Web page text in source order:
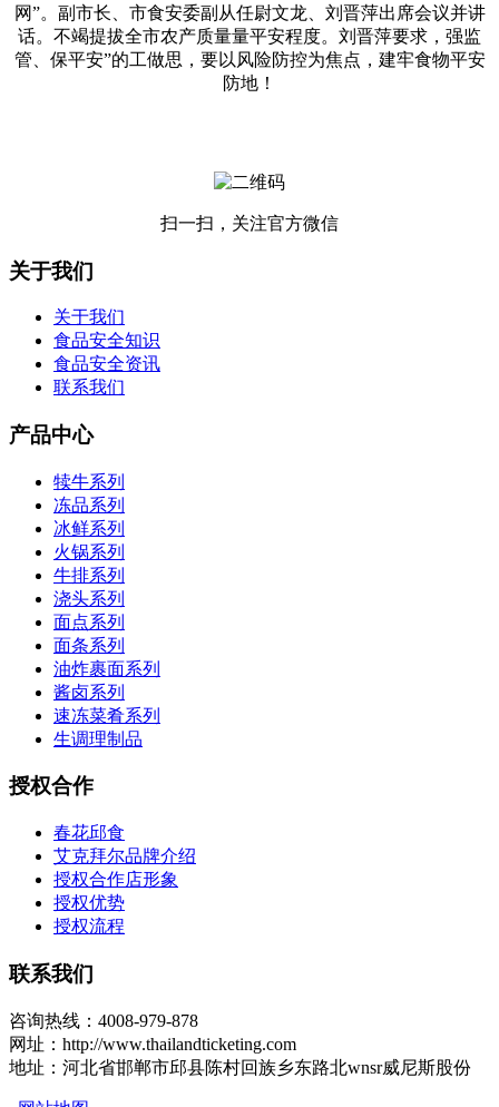
网”。副市长、市食安委副从任尉文龙、刘晋萍出席会议并讲
话。不竭提拔全市农产质量量平安程度。刘晋萍要求，强监
管、保平安”的工做思，要以风险防控为焦点，建牢食物平安
防地！
扫一扫，关注官方微信
关于我们
关于我们
食品安全知识
食品安全资讯
联系我们
产品中心
犊牛系列
冻品系列
冰鲜系列
火锅系列
牛排系列
浇头系列
面点系列
面条系列
油炸裹面系列
酱卤系列
速冻菜肴系列
生调理制品
授权合作
春花邱食
艾克拜尔品牌介绍
授权合作店形象
授权优势
授权流程
联系我们
咨询热线：4008-979-878
网址：http://www.thailandticketing.com
地址：河北省邯郸市邱县陈村回族乡东路北wnsr威尼斯股份